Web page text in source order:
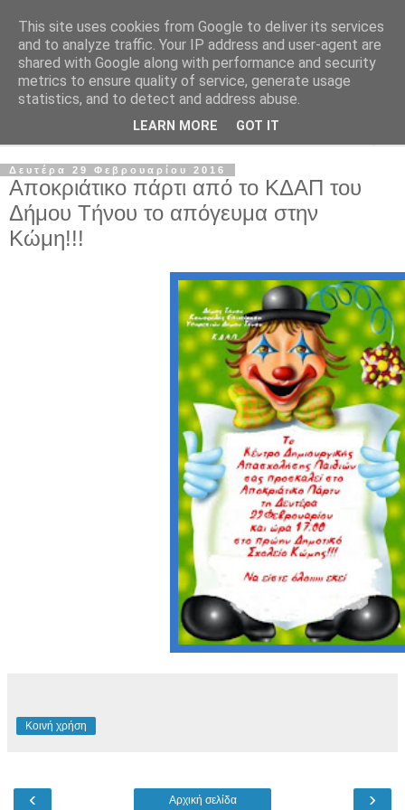
Δευτέρα 29 Φεβρουαρίου 2016
Αποκριάτικο πάρτι από το ΚΔΑΠ του
Δήμου Τήνου το απόγευμα στην
Κώμη!!!
Κοινή χρήση
‹ ›
Αρχική σελίδα
This site uses cookies from Google to deliver its services
and to analyze traffic. Your IP address and user-agent are
shared with Google along with performance and security
metrics to ensure quality of service, generate usage
statistics, and to detect and address abuse.
LEARN MORE GOT IT